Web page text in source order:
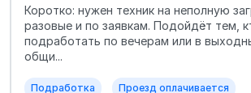
Коротко: нужен техник на неполную
разовые и по заявкам. Подойдёт тем,
подработать по вечерам или в
общи...
Подработка Проезд оплачивается